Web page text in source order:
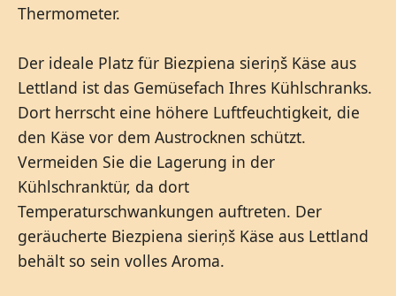
Thermometer.
Der ideale Platz für Biezpiena sieriņš Käse aus
Lettland ist das Gemüsefach Ihres Kühlschranks.
Dort herrscht eine höhere Luftfeuchtigkeit, die
den Käse vor dem Austrocknen schützt.
Vermeiden Sie die Lagerung in der
Kühlschranktür, da dort
Temperaturschwankungen auftreten. Der
geräucherte Biezpiena sieriņš Käse aus Lettland
behält so sein volles Aroma.